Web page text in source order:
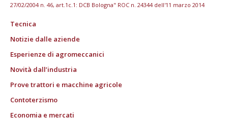
27/02/2004 n. 46, art.1c.1: DCB Bologna" ROC n. 24344 dell'11 marzo 2014
Tecnica
Notizie dalle aziende
Esperienze di agromeccanici
Novità dall’industria
Prove trattori e macchine agricole
Contoterzismo
Economia e mercati